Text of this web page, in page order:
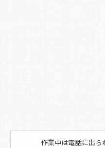
作業中は電話に出